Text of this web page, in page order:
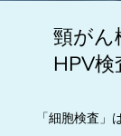
頸がん
HPV検
「細胞検査